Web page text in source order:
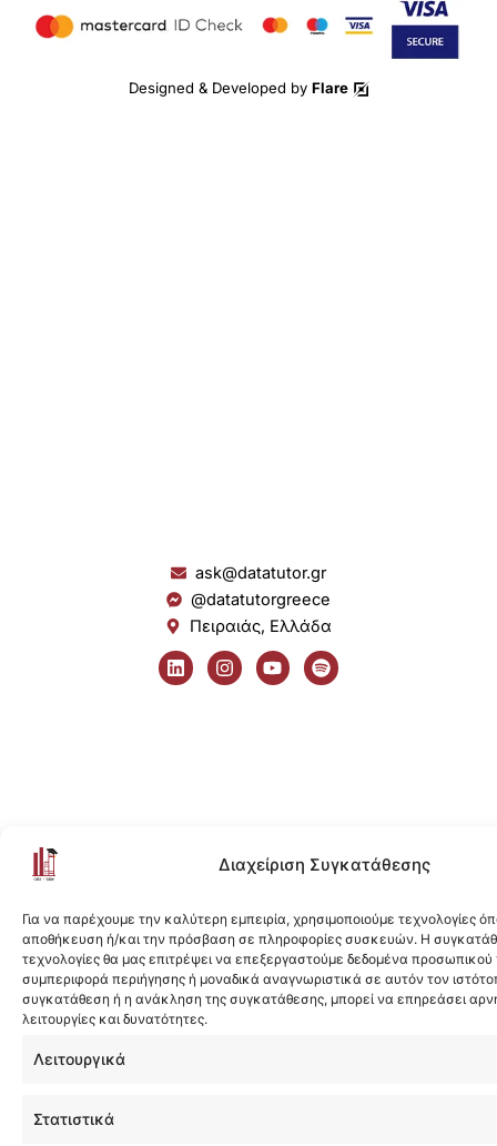
Διαχείριση Συγκατάθεσης
Για να παρέχουμε την καλύτερη εμπειρία, χρησιμοποιούμε τεχνολογίες
αποθήκευση ή/και την πρόσβαση σε πληροφορίες συσκευών. Η
τεχνολογίες θα μας επιτρέψει να επεξεργαστούμε δεδομένα
συμπεριφορά περιήγησης ή μοναδικά αναγνωριστικά σε αυτόν τον
συγκατάθεση ή η ανάκληση της συγκατάθεσης, μπορεί να επηρεάσει
λειτουργίες και δυνατότητες.
Λειτουργικά
Στατιστικά
Designed & Developed by Flare
ask@datatutor.gr
@datatutorgreece
Πειραιάς, Ελλάδα
L
i
n
I
n
s
Y
o
u
S
p
o